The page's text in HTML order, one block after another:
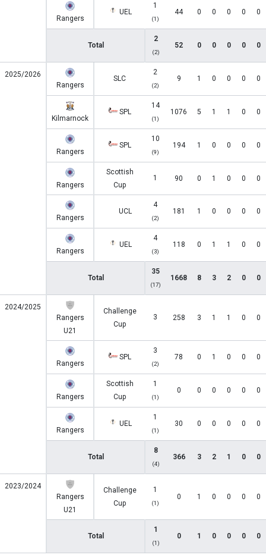
Rangers
UEL
1
(1)
44 0 0 0 0 0
Total
2
(2)
52 0 0 0 0 0
2025/2026
Rangers
SLC
2
(2)
9 1 0 0 0 0
Kilmarnock
SPL
14
(1)
1076 5 1 1 0 0
Rangers
SPL
10
(9)
194 1 0 0 0 0
Rangers
Scottish
Cup
1 90 0 1 0 0 0
Rangers
UCL
4
(2)
181 1 0 0 0 0
Rangers
UEL
4
(3)
118 0 1 1 0 0
Total
35
(17)
1668 8 3 2 0 0
2024/2025
Rangers
U21
Challenge
Cup
3 258 3 1 1 0 0
Rangers
SPL
3
(2)
78 0 1 0 0 0
Rangers
Scottish
Cup
1
(1)
0 0 0 0 0 0
Rangers
UEL
1
(1)
30 0 0 0 0 0
Total
8
(4)
366 3 2 1 0 0
2023/2024
Rangers
U21
Challenge
Cup
1
(1)
0 1 0 0 0 0
Total
1
(1)
0 1 0 0 0 0